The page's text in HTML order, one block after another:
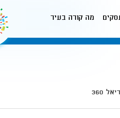
מה קורה בעיר
360